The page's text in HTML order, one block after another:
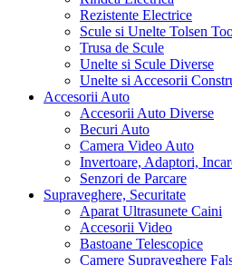
Rezistente Electrice
Scule si Unelte Tolsen
Trusa de Scule
Unelte si Scule Diverse
Unelte si Accesorii
Accesorii Auto
Accesorii Auto Diverse
Becuri Auto
Camera Video Auto
Invertoare, Adaptori,
Senzori de Parcare
Supraveghere, Securitate
Aparat Ultrasunete Caini
Accesorii Video
Bastoane Telescopice
Camere Supraveghere